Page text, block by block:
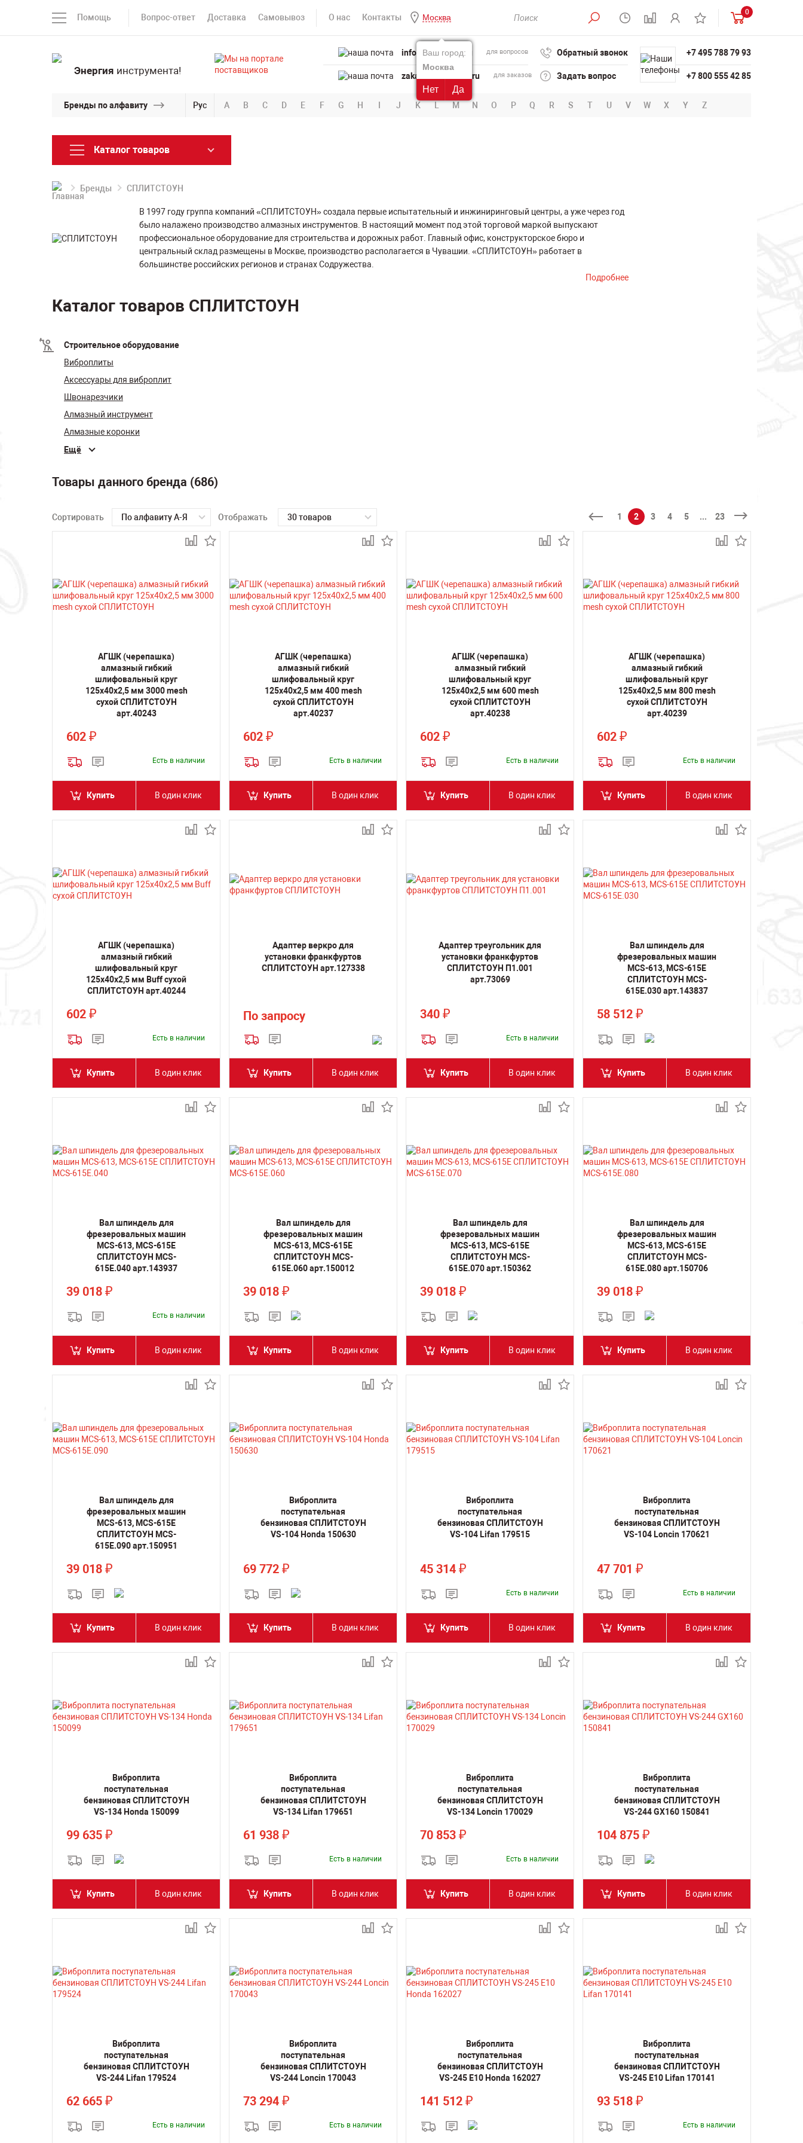
Помощь Вопрос-ответ Доставка Самовывоз О нас Контакты Москва
Ваш город:
Москва
Нет Да
0
Энергия инструмента!
info@powertool.ru для вопросов
zakaz@powertool.ru для заказов
Обратный звонок
Задать вопрос
+7 495 788 79 93
+7 800 555 42 85
Бренды по алфавиту Рус A B C D E F G H I J K L M N O P Q R S T U V W X Y Z
Каталог товаров
Бренды СПЛИТСТОУН
В 1997 году группа компаний «СПЛИТСТОУН» создала первые испытательный и инжиниринговый центры, а уже через год
было налажено производство алмазных инструментов. В настоящий момент под этой торговой маркой выпускают
профессиональное оборудование для строительства и дорожных работ. Главный офис, конструкторское бюро и
центральный склад размещены в Москве, производство располагается в Чувашии. «СПЛИТСТОУН» работает в
большинстве российских регионов и странах Содружества.
Подробнее
Каталог товаров СПЛИТСТОУН
Строительное оборудование
Виброплиты
Аксессуары для виброплит
Швонарезчики
Алмазный инструмент
Алмазные коронки
Ещё
Товары данного бренда (686)
Сортировать По алфавиту А-Я Отображать 30 товаров 1 2 3 4 5 ... 23
АГШК (черепашка)
алмазный гибкий
шлифовальный круг
125x40x2,5 мм 3000 mesh
сухой СПЛИТСТОУН
арт.40243
602 ₽
Есть в наличии
Купить В один клик
АГШК (черепашка)
алмазный гибкий
шлифовальный круг
125x40x2,5 мм 400 mesh
сухой СПЛИТСТОУН
арт.40237
602 ₽
Есть в наличии
Купить В один клик
АГШК (черепашка)
алмазный гибкий
шлифовальный круг
125x40x2,5 мм 600 mesh
сухой СПЛИТСТОУН
арт.40238
602 ₽
Есть в наличии
Купить В один клик
АГШК (черепашка)
алмазный гибкий
шлифовальный круг
125x40x2,5 мм 800 mesh
сухой СПЛИТСТОУН
арт.40239
602 ₽
Есть в наличии
Купить В один клик
АГШК (черепашка)
алмазный гибкий
шлифовальный круг
125x40x2,5 мм Buff сухой
СПЛИТСТОУН арт.40244
602 ₽
Есть в наличии
Купить В один клик
Адаптер веркро для
установки франкфуртов
СПЛИТСТОУН арт.127338
По запросу
Купить В один клик
Адаптер треугольник для
установки франкфуртов
СПЛИТСТОУН П1.001
арт.73069
340 ₽
Есть в наличии
Купить В один клик
Вал шпиндель для
фрезеровальных машин
MCS-613, MCS-615E
СПЛИТСТОУН MCS-
615E.030 арт.143837
58 512 ₽
Купить В один клик
Вал шпиндель для
фрезеровальных машин
MCS-613, MCS-615E
СПЛИТСТОУН MCS-
615E.040 арт.143937
39 018 ₽
Есть в наличии
Купить В один клик
Вал шпиндель для
фрезеровальных машин
MCS-613, MCS-615E
СПЛИТСТОУН MCS-
615E.060 арт.150012
39 018 ₽
Купить В один клик
Вал шпиндель для
фрезеровальных машин
MCS-613, MCS-615E
СПЛИТСТОУН MCS-
615E.070 арт.150362
39 018 ₽
Купить В один клик
Вал шпиндель для
фрезеровальных машин
MCS-613, MCS-615E
СПЛИТСТОУН MCS-
615E.080 арт.150706
39 018 ₽
Купить В один клик
Вал шпиндель для
фрезеровальных машин
MCS-613, MCS-615E
СПЛИТСТОУН MCS-
615E.090 арт.150951
39 018 ₽
Купить В один клик
Виброплита
поступательная
бензиновая СПЛИТСТОУН
VS-104 Honda 150630
69 772 ₽
Купить В один клик
Виброплита
поступательная
бензиновая СПЛИТСТОУН
VS-104 Lifan 179515
45 314 ₽
Есть в наличии
Купить В один клик
Виброплита
поступательная
бензиновая СПЛИТСТОУН
VS-104 Loncin 170621
47 701 ₽
Есть в наличии
Купить В один клик
Виброплита
поступательная
бензиновая СПЛИТСТОУН
VS-134 Honda 150099
99 635 ₽
Купить В один клик
Виброплита
поступательная
бензиновая СПЛИТСТОУН
VS-134 Lifan 179651
61 938 ₽
Есть в наличии
Купить В один клик
Виброплита
поступательная
бензиновая СПЛИТСТОУН
VS-134 Loncin 170029
70 853 ₽
Есть в наличии
Купить В один клик
Виброплита
поступательная
бензиновая СПЛИТСТОУН
VS-244 GX160 150841
104 875 ₽
Купить В один клик
Виброплита
поступательная
бензиновая СПЛИТСТОУН
VS-244 Lifan 179524
62 665 ₽
Есть в наличии
Виброплита
поступательная
бензиновая СПЛИТСТОУН
VS-244 Loncin 170043
73 294 ₽
Есть в наличии
Виброплита
поступательная
бензиновая СПЛИТСТОУН
VS-245 E10 Honda 162027
141 512 ₽
Виброплита
поступательная
бензиновая СПЛИТСТОУН
VS-245 E10 Lifan 170141
93 518 ₽
Есть в наличии